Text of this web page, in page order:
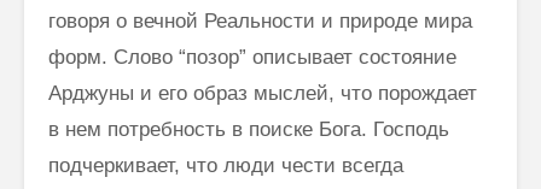
говоря о вечной Реальности и природе мира
форм. Слово “позор” описывает состояние
Арджуны и его образ мыслей, что порождает
в нем потребность в поиске Бога. Господь
подчеркивает, что люди чести всегда